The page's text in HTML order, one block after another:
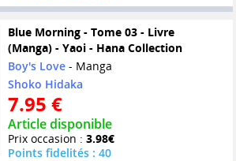
Blue Morning - Tome 03 - Livre
(Manga) - Yaoi - Hana Collection
Boy's Love- Manga
Shoko Hidaka
7.95 €
Article disponible
Prix occasion : 3.98€
Points fidelités : 40